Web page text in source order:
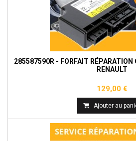
285587590R - FORFAIT RÉPARATION
RENAULT
129,00 €
Ajouter au